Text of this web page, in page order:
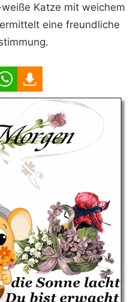
Katze mit weichem
eine freundliche